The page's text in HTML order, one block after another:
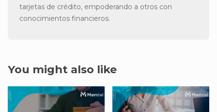
tarjetas de crédito, empoderando a otros con
conocimientos financieros.
You might also like